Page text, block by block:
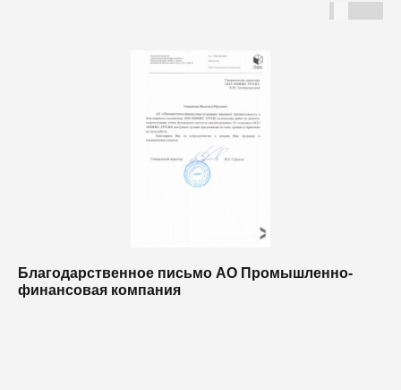
Благодарственное письмо АО Промышленно-
финансовая компания